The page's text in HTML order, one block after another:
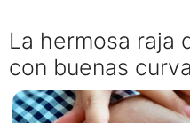
La hermosa raja
con buenas